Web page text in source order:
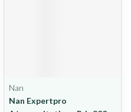
Nan
Nan Expertpro